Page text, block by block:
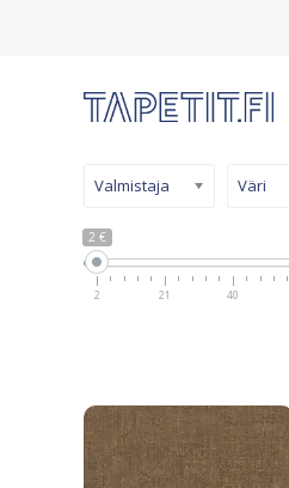
2 €
2 21 40
Valmistaja Väri